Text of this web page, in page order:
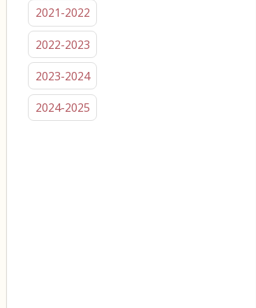
2021-2022
2022-2023
2023-2024
2024-2025